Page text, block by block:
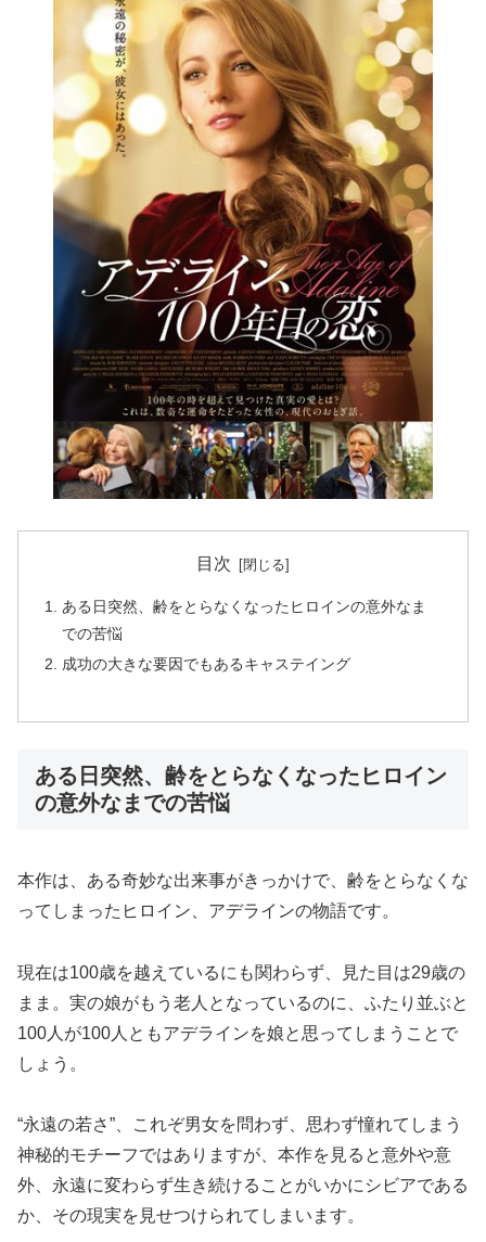
目次
ある日突然、齢をとらなくなったヒロインの意外なま
での苦悩
成功の大きな要因でもあるキャステイング
ある日突然、齢をとらなくなったヒロイン
の意外なまでの苦悩
本作は、ある奇妙な出来事がきっかけで、齢をとらなくな
ってしまったヒロイン、アデラインの物語です。
現在は100歳を越えているにも関わらず、見た目は29歳の
まま。実の娘がもう老人となっているのに、ふたり並ぶと
100人が100人ともアデラインを娘と思ってしまうことで
しょう。
“永遠の若さ”、これぞ男女を問わず、思わず憧れてしまう
神秘的モチーフではありますが、本作を見ると意外や意
外、永遠に変わらず生き続けることがいかにシビアである
か、その現実を見せつけられてしまいます。